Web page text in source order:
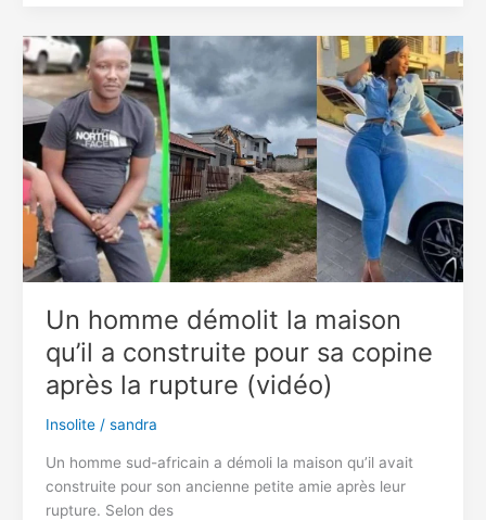
ans
tue
des
enfants
pour
des
rituels
Un homme démolit la maison
qu’il a construite pour sa copine
après la rupture (vidéo)
Insolite/ sandra
Un homme sud-africain a démoli la maison qu’il avait
construite pour son ancienne petite amie après leur
rupture. Selon des